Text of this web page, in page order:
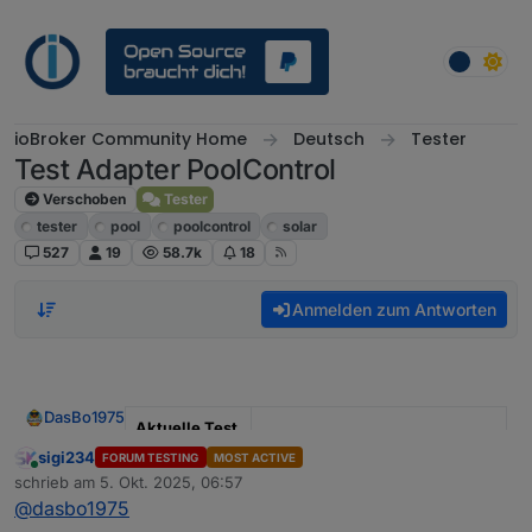
ioBroker Community Home Deutsch Tester
Test Adapter PoolControl
Verschoben
Tester
tester
pool poolcontrol
solar
527
19 58.7k 18
Anmelden zum Antworten
DasBo1975
Aktuelle Test
Version
1.4.1
Veröffentlichu
Online
sigi234 FORUM TESTING MOST ACTIVE
schrieb am 5. Okt. 2025, 06:57
zuletzt editiert von
@dasbo1975